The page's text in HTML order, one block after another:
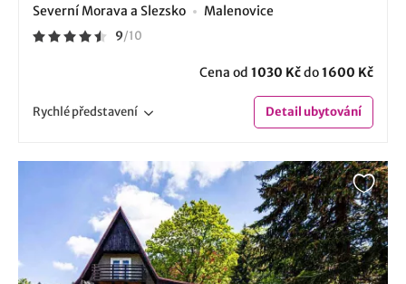
Severní Morava a Slezsko Malenovice
9/10
Cena od 1030 Kčdo1600 Kč
Rychlépředstavení Detailubytování